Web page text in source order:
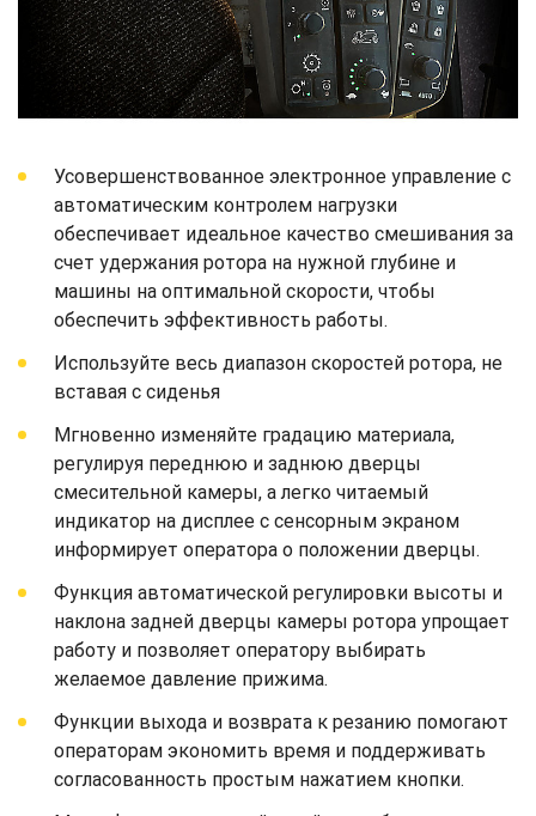
Усовершенствованное электронное управление с
автоматическим контролем нагрузки
обеспечивает идеальное качество смешивания за
счет удержания ротора на нужной глубине и
машины на оптимальной скорости, чтобы
обеспечить эффективность работы.
Используйте весь диапазон скоростей ротора, не
вставая с сиденья
Мгновенно изменяйте градацию материала,
регулируя переднюю и заднюю дверцы
смесительной камеры, а легко читаемый
индикатор на дисплее с сенсорным экраном
информирует оператора о положении дверцы.
Функция автоматической регулировки высоты и
наклона задней дверцы камеры ротора упрощает
работу и позволяет оператору выбирать
желаемое давление прижима.
Функции выхода и возврата к резанию помогают
операторам экономить время и поддерживать
согласованность простым нажатием кнопки.